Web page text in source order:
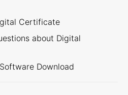
Certificate
about Digital
Download